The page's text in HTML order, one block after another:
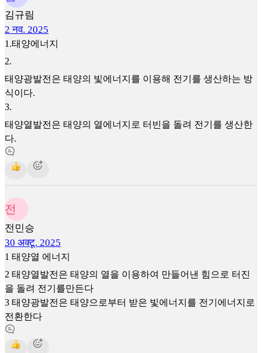
김규림
2 नव. 2025
1.태양에너지
2.
태양광발전은 태양의 빛에너지를 이용해 전기를 생산하는 방
식이다.
3.
태양열발전은 태양의 열에너지로 터빈을 돌려 전기를 생산한
다.
전
전민승
30 अक्टू. 2025
1 태양열 에너지
2 태양열발전은 태양의 열을 이용하여 만들어낸 힘으로 터진
을 돌려 전기를만든다
3 태양광발전은 태양으로부터 받은 빛에너지를 전기에너지로
전환한다